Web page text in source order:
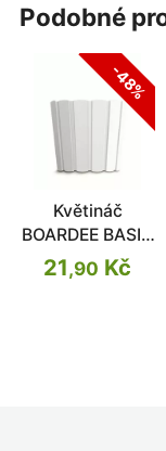
podobné
-48%
Květináč
BOARDEE BASIC
bílý 23,9cm
21,90 Kč